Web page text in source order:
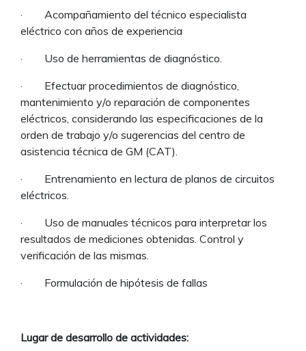
· Acompañamiento del técnico especialista
eléctrico con años de experiencia
· Uso de herramientas de diagnóstico.
· Efectuar procedimientos de diagnóstico,
mantenimiento y/o reparación de componentes
eléctricos, considerando las especificaciones de la
orden de trabajo y/o sugerencias del centro de
asistencia técnica de GM (CAT).
· Entrenamiento en lectura de planos de circuitos
eléctricos.
· Uso de manuales técnicos para interpretar los
resultados de mediciones obtenidas. Control y
verificación de las mismas.
· Formulación de hipótesis de fallas
Lugar de desarrollo de actividades: